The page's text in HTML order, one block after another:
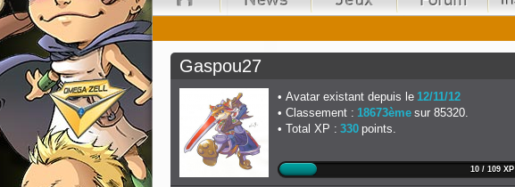
Gaspou27
Avatar existant depuis le 12/11/12
Classement : 18673ème sur 85320.
Total XP : 330 points.
10 / 109 XP